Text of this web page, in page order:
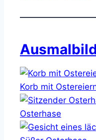
Korb mit
Osterhase